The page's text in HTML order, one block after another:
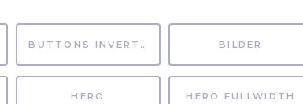
BUTTONS INVERTIERT BILDER
HERO HERO FULLWIDTH